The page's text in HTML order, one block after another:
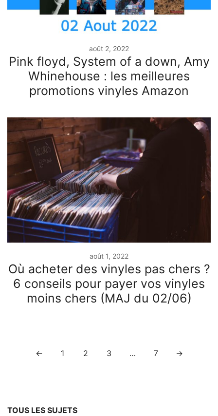
août 2, 2022
Pink floyd, System of a down, Amy
Whinehouse : les meilleures
promotions vinyles Amazon
août 1, 2022
Où acheter des vinyles pas chers ?
6 conseils pour payer vos vinyles
moins chers (MAJ du 02/06)
Pagination
← 1 2 3 … 7 →
TOUS LES SUJETS